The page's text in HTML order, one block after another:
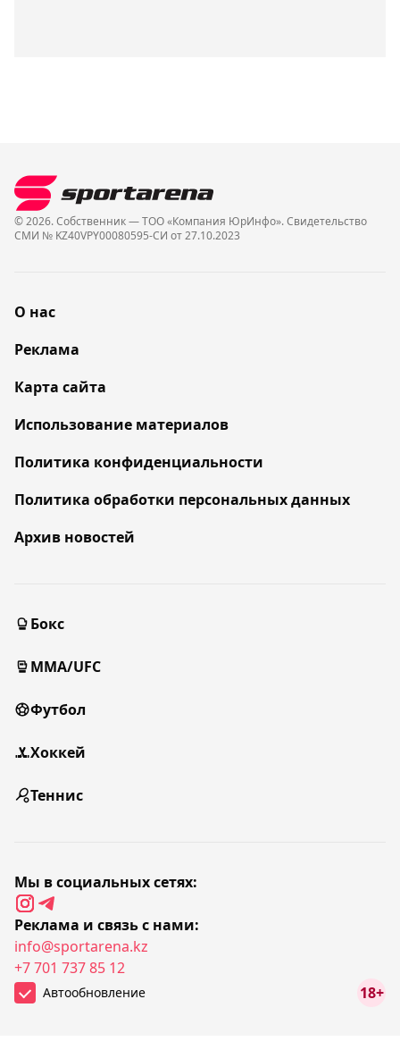
© 2026. Собственник — ТОО «Компания ЮрИнфо». Cвидетельство
СМИ № KZ40VPY00080595-СИ от 27.10.2023
О нас
Реклама
Карта сайта
Использование материалов
Политика конфиденциальности
Политика обработки персональных данных
Архив новостей
Бокс
MMA/UFC
Футбол
Хоккей
Теннис
Мы в социальных сетях:
Реклама и связь с нами:
info@sportarena.kz
+7 701 737 85 12
Автообновление 18+